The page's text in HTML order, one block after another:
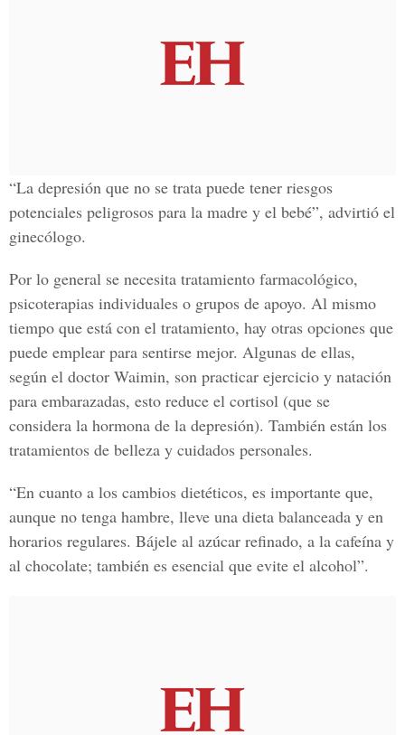
“La depresión que no se trata puede tener riesgos
potenciales peligrosos para la madre y el bebé”, advirtió el
ginecólogo.
Por lo general se necesita tratamiento farmacológico,
psicoterapias individuales o grupos de apoyo. Al mismo
tiempo que está con el tratamiento, hay otras opciones que
puede emplear para sentirse mejor. Algunas de ellas,
según el doctor Waimin, son practicar ejercicio y natación
para embarazadas, esto reduce el cortisol (que se
considera la hormona de la depresión). También están los
tratamientos de belleza y cuidados personales.
“En cuanto a los cambios dietéticos, es importante que,
aunque no tenga hambre, lleve una dieta balanceada y en
horarios regulares. Bájele al azúcar refinado, a la cafeína y
al chocolate; también es esencial que evite el alcohol”.